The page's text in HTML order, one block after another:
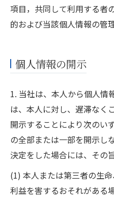
項目，共同して利用する者
的および当該個人情報の管
個人情報の開示
1. 当社は、本人から個人情
は、本人に対し、遅滞なく
開示することにより次のい
の全部または一部を開示し
決定をした場合には、その
(1) 本人または第三者の生
利益を害するおそれがある